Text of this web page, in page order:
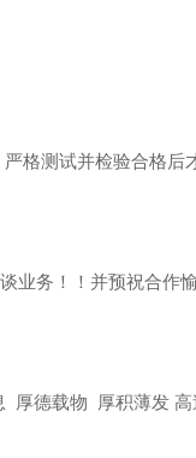
格测试并检验合格后
业务！！并预祝合作
厚德载物 厚积薄发 高